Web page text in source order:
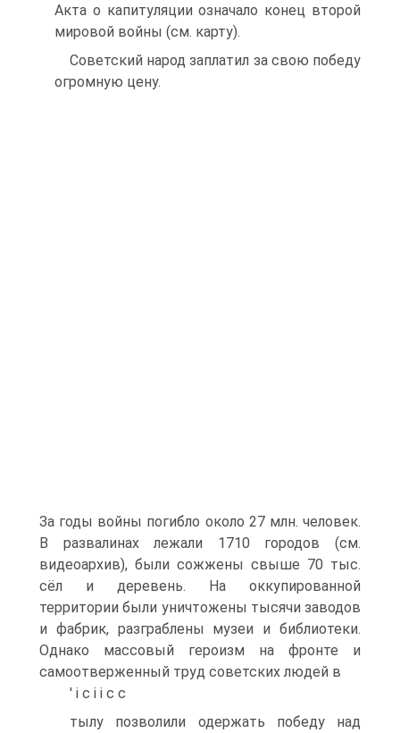
Акта о капитуляции означало конец второй
мировой войны (см. карту).
Советский народ заплатил за свою победу
огромную цену.
За годы войны погибло около 27 млн. человек.
В развалинах лежали 1710 городов (см.
видеоархив), были сожжены свыше 70 тыс.
сёл и деревень. На оккупированной
территории были уничтожены тысячи заводов
и фабрик, разграблены музеи и библиотеки.
Однако массовый героизм на фронте и
самоотверженный труд советских людей в
' і с і і с с
тылу позволили одержать победу над